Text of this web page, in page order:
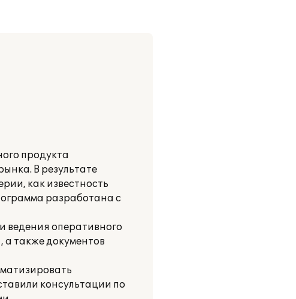
продукта
В результате
как известность
разработана с
ведения оперативного
а также документов
консультации по